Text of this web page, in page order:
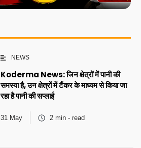
NEWS
Koderma News: जिन क्षेत्रों में पानी की
समस्या है, उन क्षेत्रों में टैंकर के माध्यम से किया जा
रहा है पानी की सप्लाई
31 May 2 min - read